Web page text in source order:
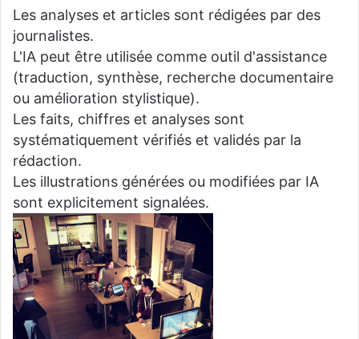
Les analyses et articles sont rédigées par des
journalistes.
L'IA peut être utilisée comme outil d'assistance
(traduction, synthèse, recherche documentaire
ou amélioration stylistique).
Les faits, chiffres et analyses sont
systématiquement vérifiés et validés par la
rédaction.
Les illustrations générées ou modifiées par IA
sont explicitement signalées.